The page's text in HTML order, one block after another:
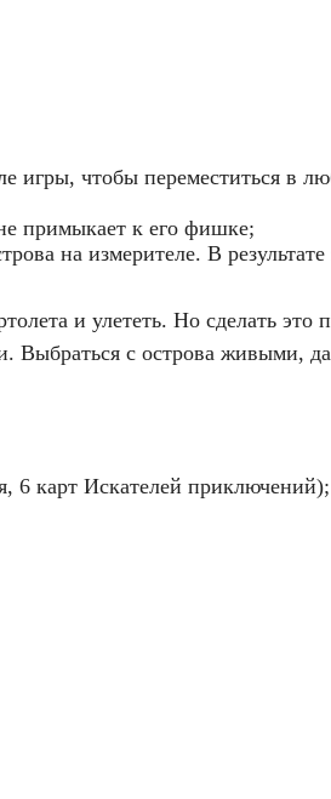
игры, чтобы переместиться в
примыкает к его фишке;
на измерителе. В
и улететь. Но сделать это
Выбраться с острова живыми,
6 карт Искателей приключений);